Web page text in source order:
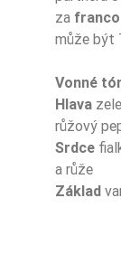
za
může být
Vonné
Hlava
růžový
Srdce
a růže
Základ
Nuty
Nuty
Nuty
Nuty